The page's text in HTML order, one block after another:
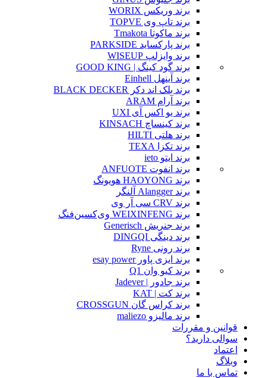
برند وریکس WORIX
برند تاپ وی TOPVE
برند ماکوتا Tmakota
برند پارکساید PARKSIDE
برند وایزلپ WISEUP
برند گود کینگ | GOOD KING
برند آینهل Einhell
برند بلک اند دکر BLACK DECKER
برند آرام ARAM
برند یو اکس آی UXI
برند کینساچ KINSACH
برند هلتی HILTI
برند تکزا TEXA
برند ایتو ieto
برند انفوت ANFUOTE
برند HAOYONG هویونگ
برند Alangger آلنگر
برند CRV سی آر وی
برند WEIXINFENG وی‌کسین‌فنگ
برند جنریش Generisch
برند دینگی DINGQI
برند رونی Ryne
برند ایزی پاور esay power
برند کیو وان Q1
برند جادور | Jadever
برند کت | KAT
برند کراس گان CROSSGUN
برند مالیزو maliezo
قوانین و مقررات
سوالی دارید؟
اعتماد
وبلاگ
تماس با ما